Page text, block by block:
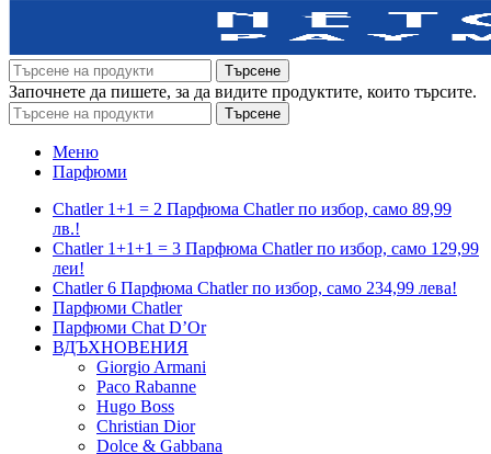
Търсене
Започнете да пишете, за да видите продуктите, които търсите.
Търсене
Меню
Парфюми
Chatler 1+1 = 2 Парфюма Chatler по избор, само 89,99
лв.!
Chatler 1+1+1 = 3 Парфюма Chatler по избор, само 129,99
леи!
Chatler 6 Парфюма Chatler по избор, само 234,99 лева!
Парфюми Chatler
Парфюми Chat D’Or
ВДЪХНОВЕНИЯ
Giorgio Armani
Paco Rabanne
Hugo Boss
Christian Dior
Dolce & Gabbana